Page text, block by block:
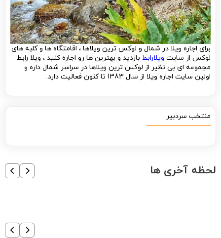
برای اجاره ویلا در شمال و لوکس ترین ویلاها ، اقامتگاه ها و کلبه های
لوکس از سایت ویلارابط بازدید و بهترین ها رو اجاره کنید ، ویلا رابط
مجموعه ای بی نظیر از لوکس ترین ویلاها در سراسر شمال داره و
اولین سایت اجاره ویلا از سال 1383 تا کنون فعالیت دارد.
منتخب سردبیر
لحظه آخری ها